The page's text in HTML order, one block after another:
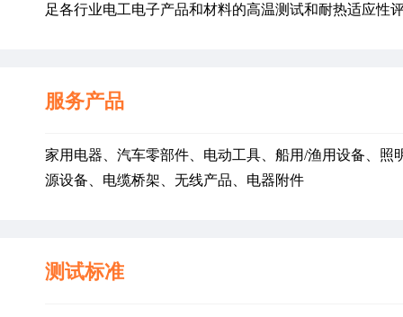
足各行业电工电子产品和材料的高温测试和耐热适应性
服务产品
家用电器、汽车零部件、电动工具、船用/渔用设备、
源设备、电缆桥架、无线产品、电器附件
测试标准